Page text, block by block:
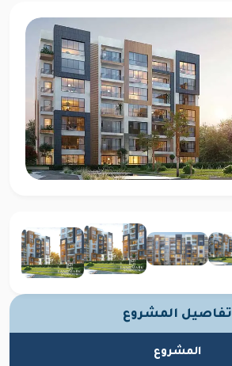
تفاصيل المشروع
المشروع